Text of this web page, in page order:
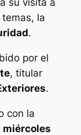
su visita a
la
.
por el
, titular
.
con la
miércoles